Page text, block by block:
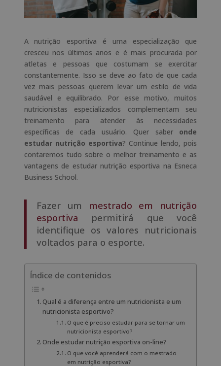
A nutrição esportiva é uma especialização que
cresceu nos últimos anos e é mais procurada por
atletas e pessoas que costumam se exercitar
constantemente. Isso se deve ao fato de que cada
vez mais pessoas querem levar um estilo de vida
saudável e equilibrado. Por esse motivo, muitos
nutricionistas especializados complementam seu
treinamento para atender às necessidades
específicas de cada usuário. Quer saber onde
estudar nutrição esportiva? Continue lendo, pois
contaremos tudo sobre o melhor treinamento e as
vantagens de estudar nutrição esportiva na Esneca
Business School.
Fazer um mestrado em nutrição
esportiva permitirá que você
identifique os valores nutricionais
voltados para o esporte.
Índice de contenidos
Qual é a diferença entre um nutricionista e um
nutricionista esportivo?
O que é preciso estudar para se tornar um
nutricionista esportivo?
Onde estudar nutrição esportiva on-line?
O que você aprenderá com o mestrado
em nutrição esportiva?